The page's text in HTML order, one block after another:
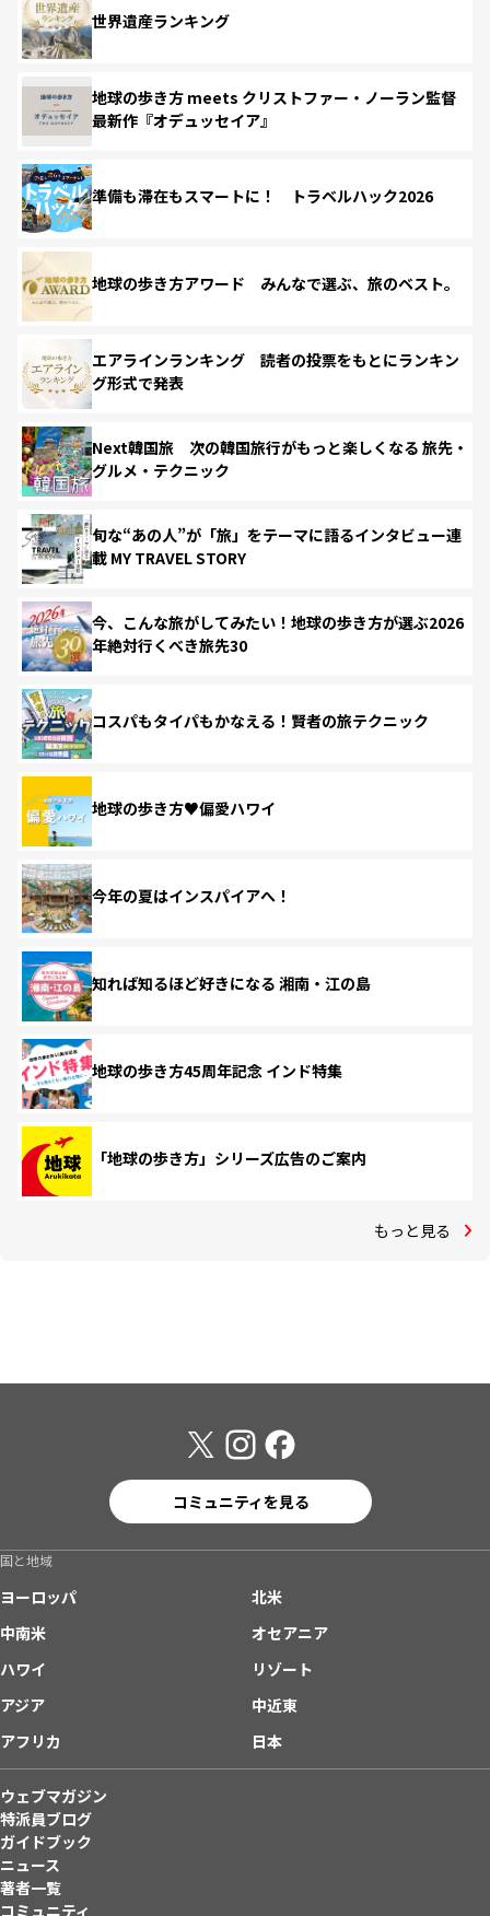
世界遺産ランキング
地球の歩き方 meets クリストファー・ノーラン監督
最新作『オデュッセイア』
準備も滞在もスマートに！ トラベルハック2026
地球の歩き方アワード みんなで選ぶ、旅のベスト。
エアラインランキング 読者の投票をもとにランキン
グ形式で発表
Next韓国旅 次の韓国旅行がもっと楽しくなる 旅先・
グルメ・テクニック
旬な“あの人”が「旅」をテーマに語るインタビュー連
載 MY TRAVEL STORY
今、こんな旅がしてみたい！地球の歩き方が選ぶ2026
年絶対行くべき旅先30
コスパもタイパもかなえる！賢者の旅テクニック
地球の歩き方♥偏愛ハワイ
今年の夏はインスパイアへ！
知れば知るほど好きになる 湘南・江の島
地球の歩き方45周年記念 インド特集
「地球の歩き方」シリーズ広告のご案内
もっと見る
コミュニティを見る
国と地域
ヨーロッパ
北米
中南米
オセアニア
ハワイ
リゾート
アジア
中近東
アフリカ
日本
ウェブマガジン
特派員ブログ
ガイドブック
ニュース
著者一覧
コミュニティ